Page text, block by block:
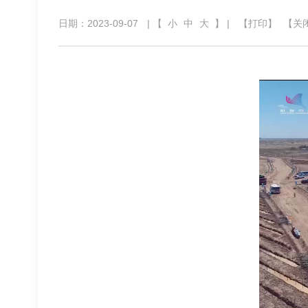
日期：2023-09-07 | 【 小 中 大 】 | 【打印】 【关